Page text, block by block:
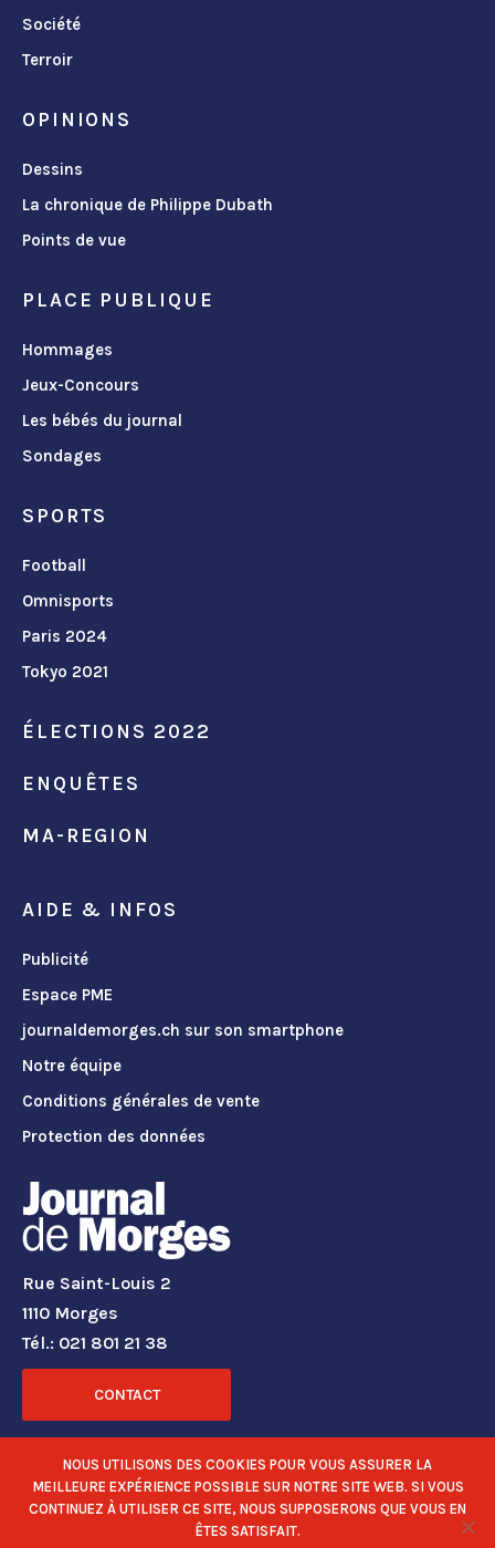
Société
Terroir
OPINIONS
Dessins
La chronique de Philippe Dubath
Points de vue
PLACE PUBLIQUE
Hommages
Jeux-Concours
Les bébés du journal
Sondages
SPORTS
Football
Omnisports
Paris 2024
Tokyo 2021
ÉLECTIONS 2022
ENQUÊTES
MA-REGION
AIDE & INFOS
Publicité
Espace PME
journaldemorges.ch sur son smartphone
Notre équipe
Conditions générales de vente
Protection des données
Rue Saint-Louis 2
1110 Morges
Tél.: 021 801 21 38
CONTACT
RÉSEAUX SOCIAUX
NOUS UTILISONS DES COOKIES POUR VOUS ASSURER LA
MEILLEURE EXPÉRIENCE POSSIBLE SUR NOTRE SITE WEB. SI VOUS
CONTINUEZ À UTILISER CE SITE, NOUS SUPPOSERONS QUE VOUS EN
ÊTES SATISFAIT.